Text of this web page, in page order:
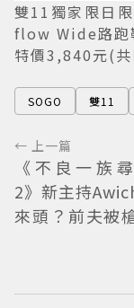
雙11獨家限日
flow Wide路跑
特價3,840元(
SOGO 雙11
← 上一篇
《不良一族
2》新主持
來頭？前夫被